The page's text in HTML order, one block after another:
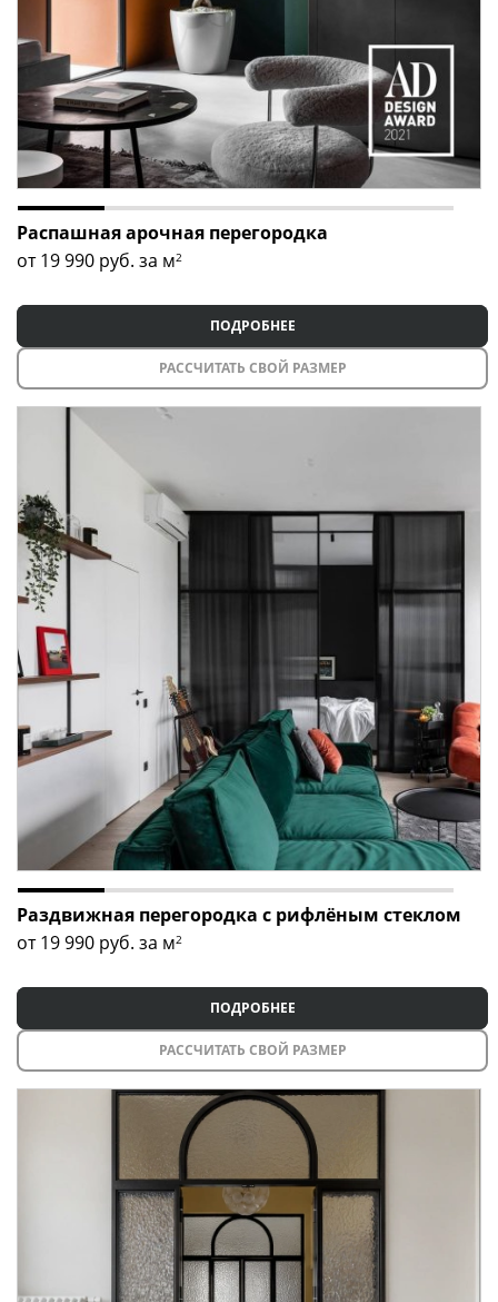
Распашная арочная перегородка
от 19 990 руб. за м2
ПОДРОБНЕЕ
РАССЧИТАТЬ СВОЙ РАЗМЕР
Раздвижная перегородка с рифлёным стеклом
от 19 990 руб. за м2
ПОДРОБНЕЕ
РАССЧИТАТЬ СВОЙ РАЗМЕР